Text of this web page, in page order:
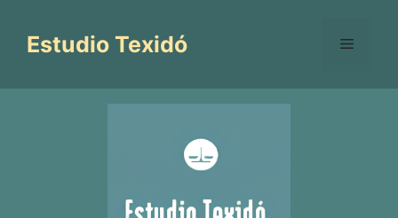
contenido
Estudio Texidó Menú